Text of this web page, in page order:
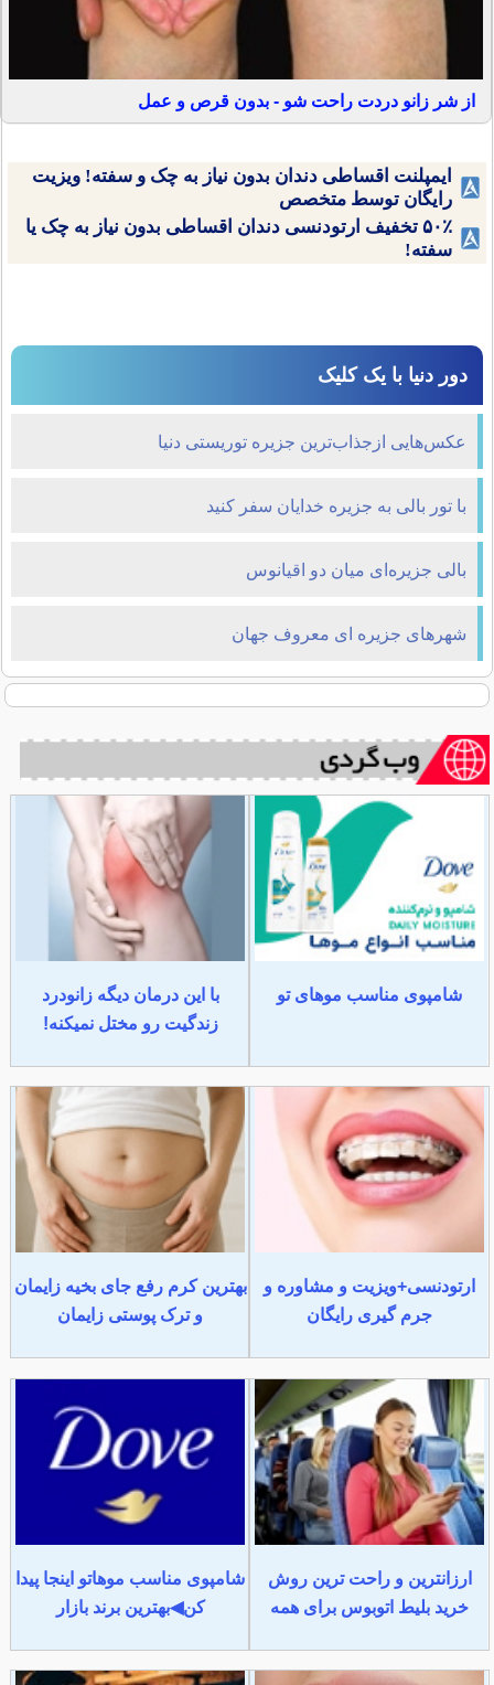
از شر زانو دردت راحت شو - بدون قرص و عمل
ایمپلنت اقساطی دندان بدون نیاز به چک و سفته! ویزیت
رایگان توسط متخصص
۵۰٪ تخفیف ارتودنسی دندان اقساطی بدون نیاز به چک یا
سفته!
دور دنیا با یک کلیک
عکس‌هایی ازجذاب‌ترین جزیره توریستی دنیا
با تور بالی به جزیره خدایان سفر کنید
بالی جزیره‌ای میان دو اقیانوس
شهرهای جزیره ای معروف جهان
شامپوی مناسب موهای تو
با این درمان دیگه زانودرد
زندگیت رو مختل نمیکنه!
ارتودنسی+ویزیت و مشاوره و
جرم گیری رایگان
بهترین کرم رفع جای بخیه زایمان
و ترک پوستی زایمان
ارزانترین و راحت ترین روش
خرید بلیط اتوبوس برای همه
شامپوی مناسب موهاتو اینجا پیدا
کن◀بهترین برند بازار